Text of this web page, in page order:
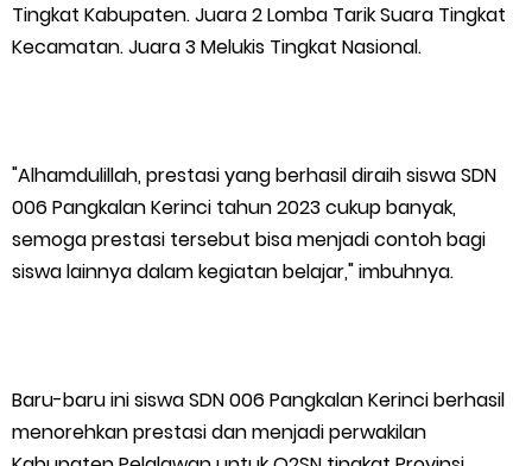
Tingkat Kabupaten. Juara 2 Lomba Tarik Suara Tingkat
Kecamatan. Juara 3 Melukis Tingkat Nasional.
"Alhamdulillah, prestasi yang berhasil diraih siswa SDN
006 Pangkalan Kerinci tahun 2023 cukup banyak,
semoga prestasi tersebut bisa menjadi contoh bagi
siswa lainnya dalam kegiatan belajar," imbuhnya.
Baru-baru ini siswa SDN 006 Pangkalan Kerinci berhasil
menorehkan prestasi dan menjadi perwakilan